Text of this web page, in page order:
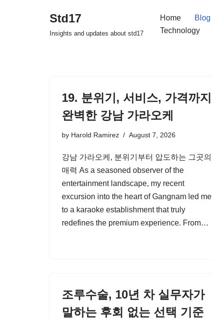
Std17
Insights and updates about std17
Home Blog
Technology
19. 분위기, 서비스, 가격까지
완벽한 강남 가라오케
by Harold Ramirez August 7, 2026
강남 가라오케, 분위기부터 압도하는 그곳의
매력 As a seasoned observer of the
entertainment landscape, my recent
excursion into the heart of Gangnam led me
to a karaoke establishment that truly
redefines the premium experience. From…
조루수술, 10년 차 실무자가
말하는 후회 없는 선택 기준